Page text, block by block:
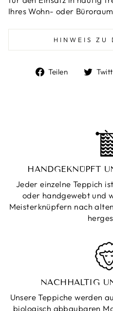
Ihres Wohn- oder
HINWEIS ZU
Teilen
Auf
HANDGEKNÜPFT
Jeder einzelne Teppich
oder handgewebt und
Meisterknüpfern nach
NACHHALTIG
Unsere Teppiche werden
biologisch abbaubaren